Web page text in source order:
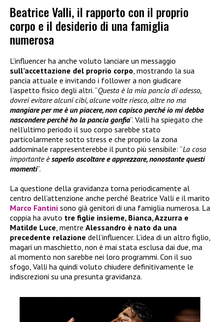
Beatrice Valli, il rapporto con il proprio
corpo e il desiderio di una famiglia
numerosa
L’influencer ha anche voluto lanciare un messaggio
sull’accettazione del proprio corpo, mostrando la sua
pancia attuale e invitando i follower a non giudicare
l’aspetto fisico degli altri. “Questa è la mia pancia di adesso,
dovrei evitare alcuni cibi, alcune volte riesco, altre no ma
mangiare per me è un piacere, non capisco perché io mi debba
nascondere perché ho la pancia gonfia”. Valli ha spiegato che
nell’ultimo periodo il suo corpo sarebbe stato
particolarmente sotto stress e che proprio la zona
addominale rappresenterebbe il punto più sensibile: “La cosa
importante èsaperlo ascoltare e apprezzare, nonostante questi
momenti”.
La questione della gravidanza torna periodicamente al
centro dell’attenzione anche perché Beatrice Valli e il marito
Marco Fantini sono già genitori di una famiglia numerosa. La
coppia ha avuto tre figlie insieme, Bianca, Azzurra e
Matilde Luce, mentre Alessandro è nato da una
precedente relazione dell’influencer. L’idea di un altro figlio,
magari un maschietto, non è mai stata esclusa dai due, ma
al momento non sarebbe nei loro programmi. Con il suo
sfogo, Valli ha quindi voluto chiudere definitivamente le
indiscrezioni su una presunta gravidanza.